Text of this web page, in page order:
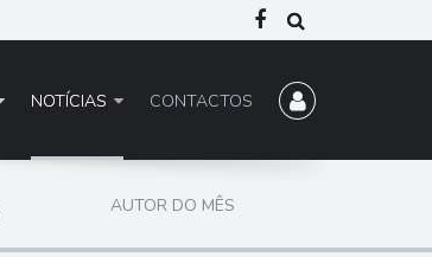
NOTÍCIAS CONTACTOS
AUTOR DO MÊS